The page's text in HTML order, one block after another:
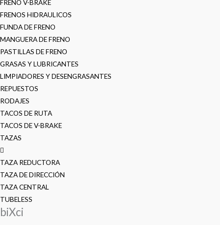
FRENO V-BRAKE
FRENOS HIDRAULICOS
FUNDA DE FRENO
MANGUERA DE FRENO
PASTILLAS DE FRENO
GRASAS Y LUBRICANTES
LIMPIADORES Y DESENGRASANTES
REPUESTOS
RODAJES
TACOS DE RUTA
TACOS DE V-BRAKE
TAZAS
TAZA REDUCTORA
TAZA DE DIRECCIÓN
TAZA CENTRAL
TUBELESS
biXci